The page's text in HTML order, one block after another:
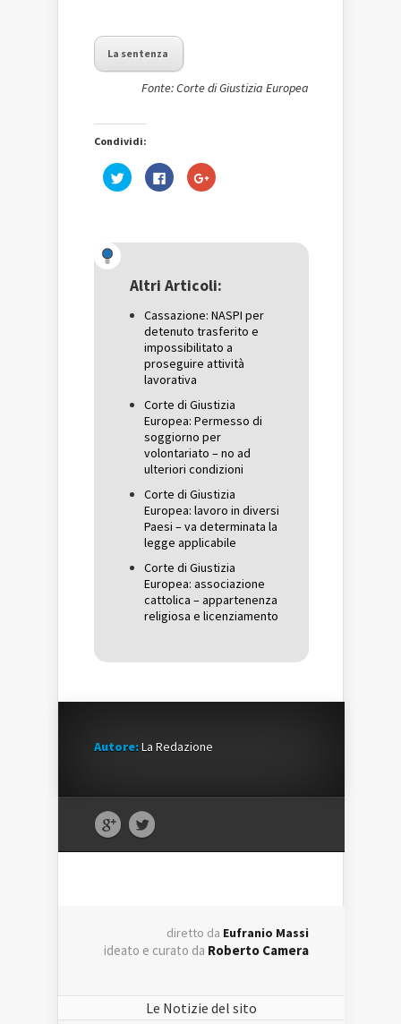
La sentenza
Fonte: Corte di Giustizia Europea
Condividi:
Fai
clic
una
nuova
Fai
clic
nuova
finestra)
Fai
clic
una
nuova
Altri Articoli:
Cassazione: NASPI per
detenuto trasferito e
impossibilitato a
proseguire attività
lavorativa
Corte di Giustizia
Europea: Permesso di
soggiorno per
volontariato – no ad
ulteriori condizioni
Corte di Giustizia
Europea: lavoro in diversi
Paesi – va determinata la
legge applicabile
Corte di Giustizia
Europea: associazione
cattolica – appartenenza
religiosa e licenziamento
Autore:La Redazione
diretto da Eufranio Massi
ideato e curato da Roberto Camera
Le Notizie del sito